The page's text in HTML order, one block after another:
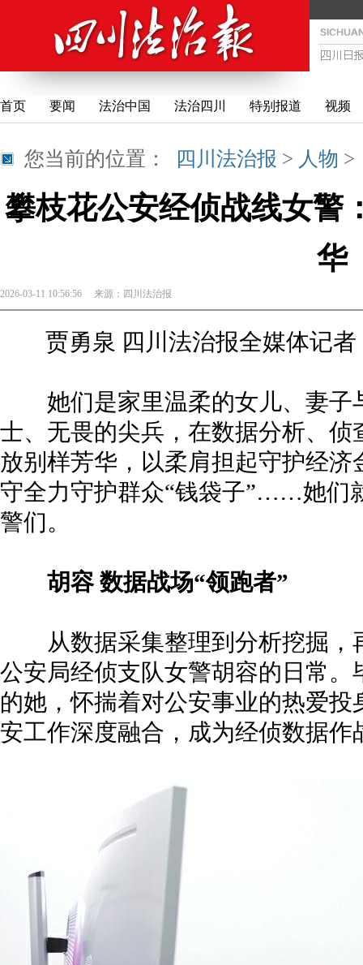
首页 要闻 法治中国 法治四川 特别报道 视频
您当前的位置： 四川法治报 > 人物
攀枝花公安经侦战线女警
华
2026-03-11 10:56:56 来源： 四川法治报
贾勇泉 四川法治报全媒体记者
她们是家里温柔的女儿、妻子
士、无畏的尖兵，在数据分析、
放别样芳华，以柔肩担起守护经
守全力守护群众“钱袋子”……她们
警们。
胡容 数据战场“领跑者”
从数据采集整理到分析挖掘，
公安局经侦支队女警胡容的日常
的她，怀揣着对公安事业的热爱
安工作深度融合，成为经侦数据作